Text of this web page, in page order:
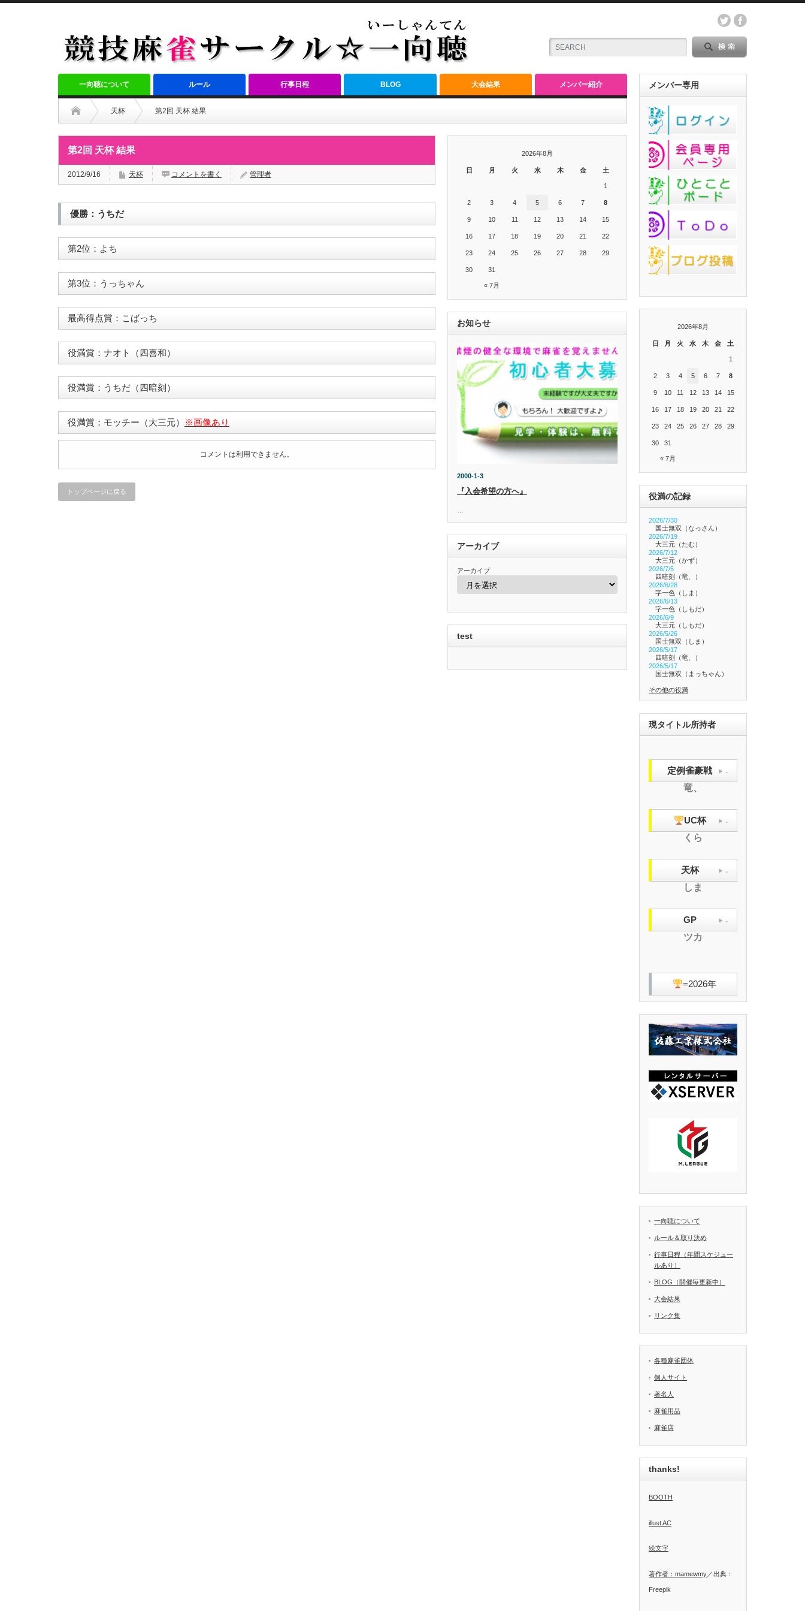
一向聴について ルール 行事日程 BLOG 大会結果 メンバー紹介
天杯 第2回 天杯 結果
第2回 天杯 結果
2012/9/16 天杯 コメントを書く 管理者
優勝：うちだ
第2位：よち
第3位：うっちゃん
最高得点賞：こばっち
役満賞：ナオト（四喜和）
役満賞：うちだ（四暗刻）
役満賞：モッチー（大三元） ※画像あり
コメントは利用できません。
トップページに戻る
2026年8月
日 月 火 水 木 金 土
« 7月
1
2 3 4 5 6 7 8
9 10 11 12 13 14 15
16 17 18 19 20 21 22
23 24 25 26 27 28 29
30 31
お知らせ
2000-1-3
『入会希望の方へ』
アーカイブ
アーカイブ
test
メンバー専用
2026年8月
日 月 火 水 木 金 土
« 7月
1
2 3 4 5 6 7 8
9 10 11 12 13 14 15
16 17 18 19 20 21 22
23 24 25 26 27 28 29
30 31
役満の記録
2026/7/30
国士無双（なっさん）
2026/7/19
大三元（たむ）
2026/7/12
大三元（かず）
2026/7/5
四暗刻（竜、）
2026/6/28
字一色（しま）
2026/6/13
字一色（しもだ）
2026/6/9
大三元（しもだ）
2026/5/26
国士無双（しま）
2026/5/17
四暗刻（竜、）
2026/5/17
国士無双（まっちゃん）
その他の役満
現タイトル所持者
定例雀豪戦 .
竜、
UC杯 .
くら
天杯 .
しま
GP .
ツカ
=2026年
一向聴について
ルール＆取り決め
行事日程（年間スケジュー
ルあり）
BLOG（開催毎更新中）
大会結果
リンク集
各種麻雀団体
個人サイト
著名人
麻雀用品
麻雀店
thanks!
BOOTH
illust AC
絵文字
著作者：mamewmy ／出典：
Freepik